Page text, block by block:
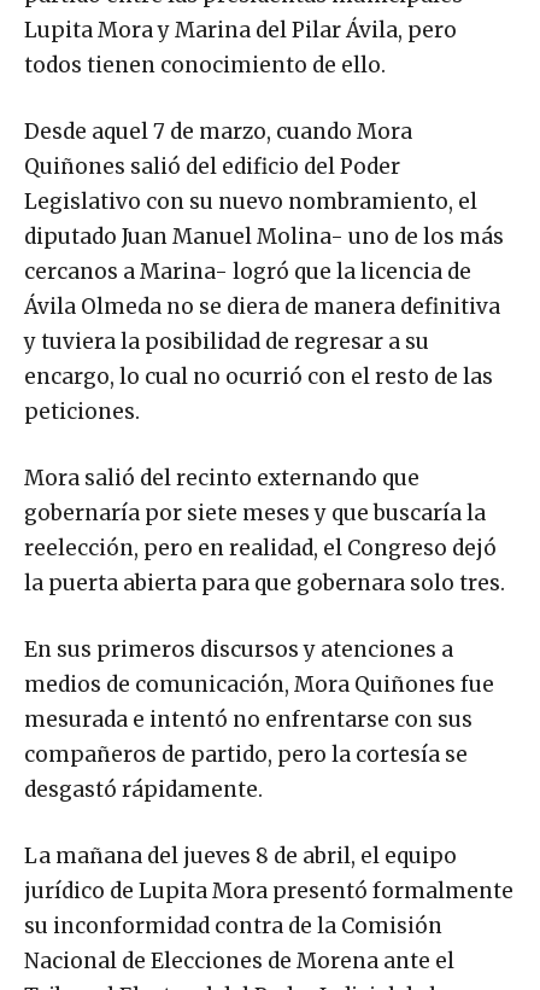
Lupita Mora y Marina del Pilar Ávila, pero
todos tienen conocimiento de ello.
Desde aquel 7 de marzo, cuando Mora
Quiñones salió del edificio del Poder
Legislativo con su nuevo nombramiento, el
diputado Juan Manuel Molina- uno de los más
cercanos a Marina- logró que la licencia de
Ávila Olmeda no se diera de manera definitiva
y tuviera la posibilidad de regresar a su
encargo, lo cual no ocurrió con el resto de las
peticiones.
Mora salió del recinto externando que
gobernaría por siete meses y que buscaría la
reelección, pero en realidad, el Congreso dejó
la puerta abierta para que gobernara solo tres.
En sus primeros discursos y atenciones a
medios de comunicación, Mora Quiñones fue
mesurada e intentó no enfrentarse con sus
compañeros de partido, pero la cortesía se
desgastó rápidamente.
La mañana del jueves 8 de abril, el equipo
jurídico de Lupita Mora presentó formalmente
su inconformidad contra de la Comisión
Nacional de Elecciones de Morena ante el